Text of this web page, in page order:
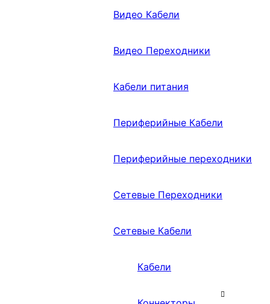
Видео Кабели
Видео Переходники
Кабели питания
Периферийные Кабели
Периферийные переходники
Сетевые Переходники
Сетевые Кабели
Кабели